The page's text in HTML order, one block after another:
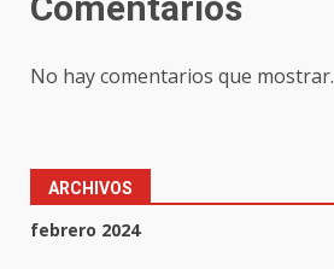
No hay comentarios que mostrar.
ARCHIVOS
febrero 2024